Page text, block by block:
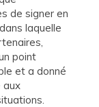
de signer en
laquelle
point
et a donné
aux